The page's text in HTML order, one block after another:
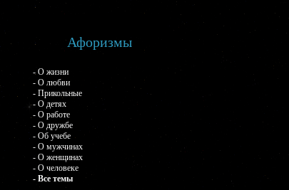
Афоризмы
- О жизни
- О любви
- Прикольные
- О детях
- О работе
- О дружбе
- Об учебе
- О мужчинах
- О женщинах
- О человеке
- Все темы